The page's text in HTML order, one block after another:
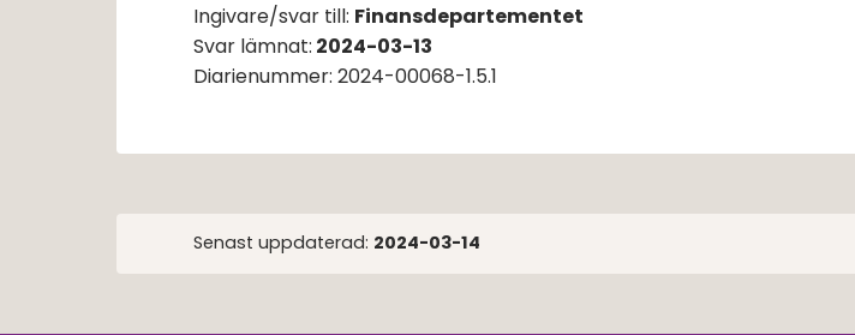
Ingivare/svar till: Finansdepartementet
Svar lämnat: 2024-03-13
Diarienummer: 2024-00068-1.5.1
Senast uppdaterad: 2024-03-14